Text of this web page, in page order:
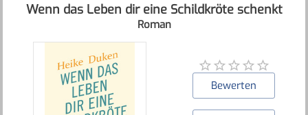
Wenn das Leben dir eine Schildkröte schenkt
Roman
Bewerten